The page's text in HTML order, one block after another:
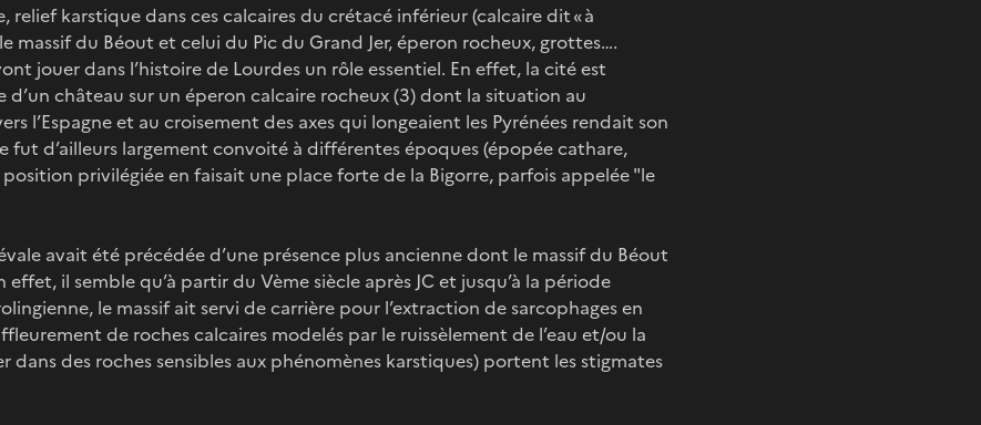
relief karstique dans ces calcaires du crétacé inférieur (calcaire dit « à
massif du Béout et celui du Pic du Grand Jer, éperon rocheux, grottes….
jouer dans l’histoire de Lourdes un rôle essentiel. En effet, la cité est
d’un château sur un éperon calcaire rocheux (3) dont la situation au
l’Espagne et au croisement des axes qui longeaient les Pyrénées rendait son
fut d’ailleurs largement convoité à différentes époques (épopée cathare,
position privilégiée en faisait une place forte de la Bigorre, parfois appelée "le
avait été précédée d’une présence plus ancienne dont le massif du Béout
effet, il semble qu’à partir du Vème siècle après JC et jusqu’à la période
le massif ait servi de carrière pour l’extraction de sarcophages en
de roches calcaires modelés par le ruissèlement de l’eau et/ou la
dans des roches sensibles aux phénomènes karstiques) portent les stigmates